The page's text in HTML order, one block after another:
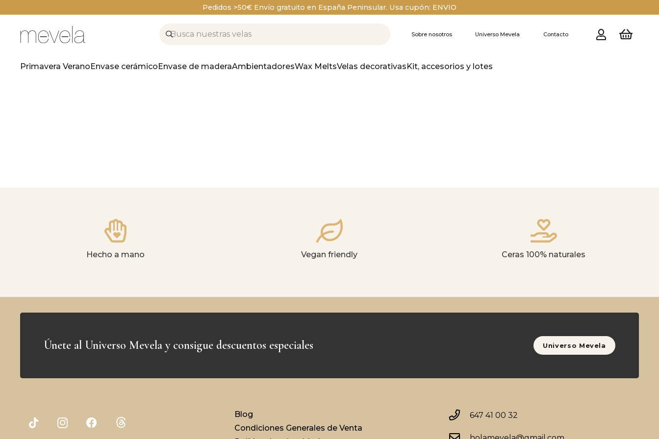
Pedidos >50€ Envío gratuito en España Peninsular. Usa cupón: ENVIO
Sobre nosotros Universo Mevela Contacto
Primavera VeranoEnvase cerámicoEnvase de maderaAmbientadoresWax MeltsVelas decorativasKit, accesorios y lotes
Hecho a mano Vegan friendly Ceras 100% naturales
Únete al Universo Mevela y consigue descuentos especiales Universo Mevela
Blog
Condiciones Generales de Venta
647 41 00 32